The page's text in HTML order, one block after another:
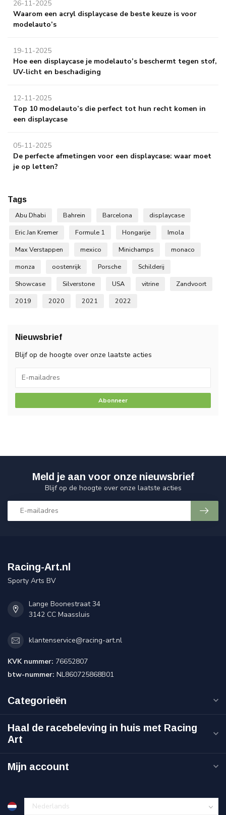
26-11-2025
Waarom een acryl displaycase de beste keuze is voor
modelauto’s
19-11-2025
Hoe een displaycase je modelauto’s beschermt tegen stof,
UV-licht en beschadiging
12-11-2025
Top 10 modelauto’s die perfect tot hun recht komen in
een displaycase
05-11-2025
De perfecte afmetingen voor een displaycase: waar moet
je op letten?
Tags
Abu Dhabi
Bahrein Barcelona
displaycase
Eric Jan Kremer
Formule 1 Hongarije
Imola
Max Verstappen
mexico Minichamps
monaco
monza
oostenrijk Porsche
Schilderij
Showcase
Silverstone USA vitrine
Zandvoort
2019
2020 2021 2022
Nieuwsbrief
Blijf op de hoogte over onze laatste acties
Abonneer
Meld je aan voor onze nieuwsbrief
Blijf op de hoogte over onze laatste acties
Racing-Art.nl
Sporty Arts BV
Lange Boonestraat 34
3142 CC Maassluis
klantenservice@racing-art.nl
KVK nummer: 76652807
btw-nummer: NL860725868B01
Categorieën
Haal de racebeleving in huis met Racing
Art
Mijn account